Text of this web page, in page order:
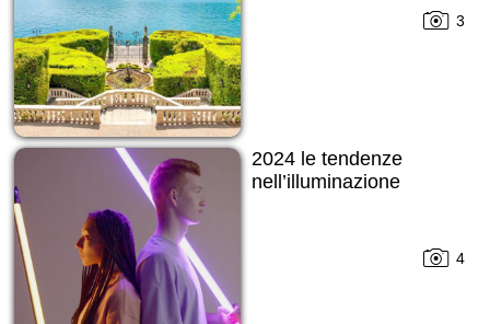
3
2024 le tendenze
nell’illuminazione
4